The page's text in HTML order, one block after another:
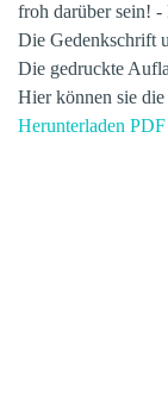
froh darüber sein! -
Die Gedenkschrift
Die gedruckte
Hier können sie
Herunterladen PDF